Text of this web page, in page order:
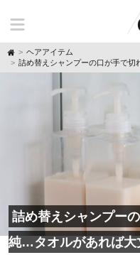
H
o
m
ヘアアイテム
詰め替えシャンプーの口が手で
詰め替えシャンプー
純…タオルがあれば大